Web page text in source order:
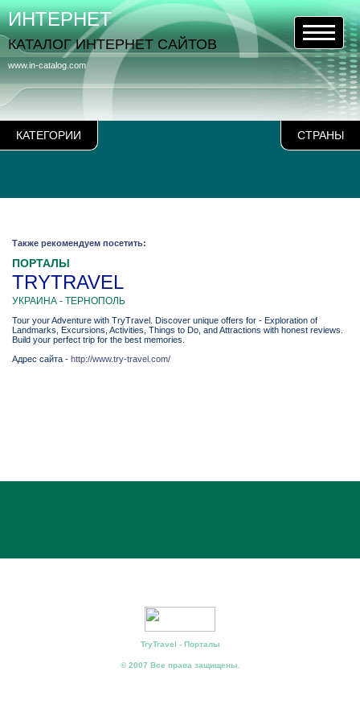
КАТЕГОРИИ СТРАНЫ
www.in-catalog.com
ИНТЕРНЕТ
КАТАЛОГ ИНТЕРНЕТ САЙТОВ
Также рекомендуем посетить:
ПОРТАЛЫ
TRYTRAVEL
УКРАИНА - ТЕРНОПОЛЬ
Tour your Adventure with TryTravel. Discover unique offers for - Exploration of
Landmarks, Excursions, Activities, Things to Do, and Attractions with honest reviews.
Build your perfect trip for the best memories.
Адрес сайта - http://www.try-travel.com/
TryTravel - Порталы
© 2007 Все права защищены.